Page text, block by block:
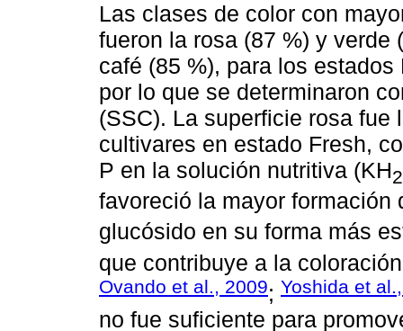
Las clases de color con
fueron la rosa (87 %) y verde
café (85 %), para los
por lo que se determinaron
(SSC). La superficie rosa
cultivares en estado Fresh,
P en la solución nutritiva (KH2
favoreció la mayor
glucósido en su forma más
que contribuye a la
Ovando et al., 2009; Yoshida et
no fue suficiente para